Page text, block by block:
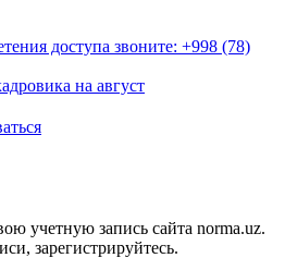
доступа звоните: +998 (78)
на август
учетную запись сайта norma.uz.
зарегистрируйтесь.